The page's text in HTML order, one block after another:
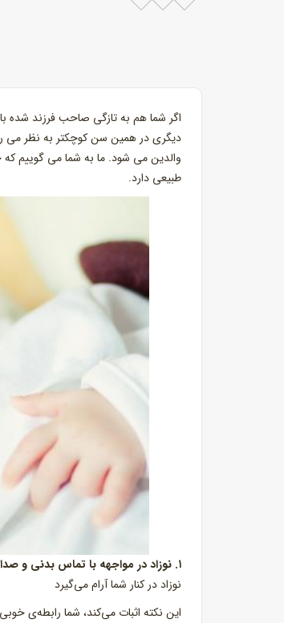
اگر شما هم به تازگی صاحب فرزند شده
دیگری در همین سن کوچکتر به نظر می
والدین می شود. ما به شما می گوییم که
طبیعی دارد.
۱. نوزاد در مواجهه با تماس بدنی و صدای شما آرام می‌گیرد
نوزاد در کنار شما آرام می‌گیرد
این نکته اثبات می‌کند، شما رابطه‌ی خوبی